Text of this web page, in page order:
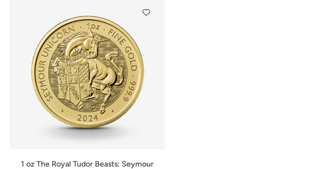
1 oz The Royal Tudor Beasts: Seymour